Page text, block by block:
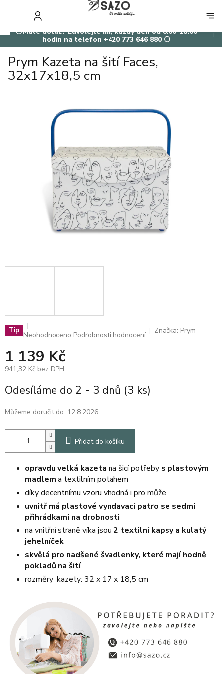
⚪Máte dotaz? Zavolejte mi, každý den od 8:00-18:00
hodin na telefon +420 773 646 880 ⚪
KOŠÍK
Prym Kazeta na šití Faces,
32x17x18,5 cm
Tip Průměrné
produktu
je
0,0
5
Neohodnoceno Podrobnosti hodnocení Značka: Prym
1 139 Kč
941,32 Kč bez DPH
cena:
Odesíláme do 2 - 3 dnů (3 ks)
Můžeme doručit do: 12.8.2026
Přidat do košíku
opravdu velká kazeta na šicí potřeby s plastovým
madlem a textilním potahem
díky decentnímu vzoru vhodná i pro může
uvnitř má plastové vyndavací patro se sedmi
přihrádkami na drobnosti
na vnitřní straně víka jsou 2 textilní kapsy a kulatý
jehelníček
skvělá pro nadšené švadlenky, které mají hodně
pokladů na šití
rozměry kazety: 32 x 17 x 18,5 cm